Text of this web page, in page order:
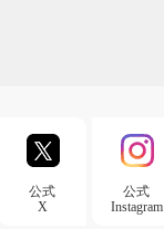
公式
X
公式
Instagram